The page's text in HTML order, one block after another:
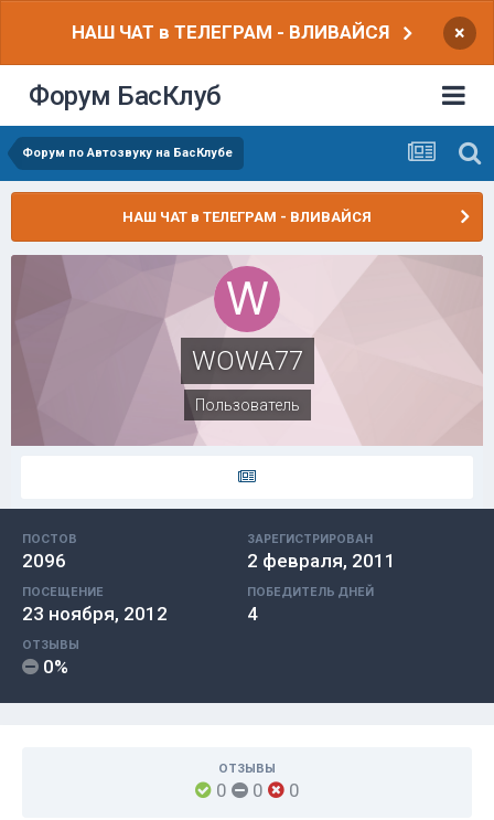
НАШ ЧАТ в ТЕЛЕГРАМ - ВЛИВАЙСЯ ×
Форум БасКлуб
Форум по Автозвуку на БасКлубе
НАШ ЧАТ в ТЕЛЕГРАМ - ВЛИВАЙСЯ
WOWA77
Пользователь
ПОСТОВ
2096
ЗАРЕГИСТРИРОВАН
2 февраля, 2011
ПОСЕЩЕНИЕ
23 ноября, 2012
ПОБЕДИТЕЛЬ ДНЕЙ
4
ОТЗЫВЫ
0%
ОТЗЫВЫ
0 0 0